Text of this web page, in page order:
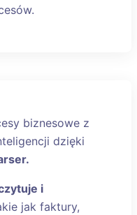
biznesowe z
dzięki
i
jak faktury,